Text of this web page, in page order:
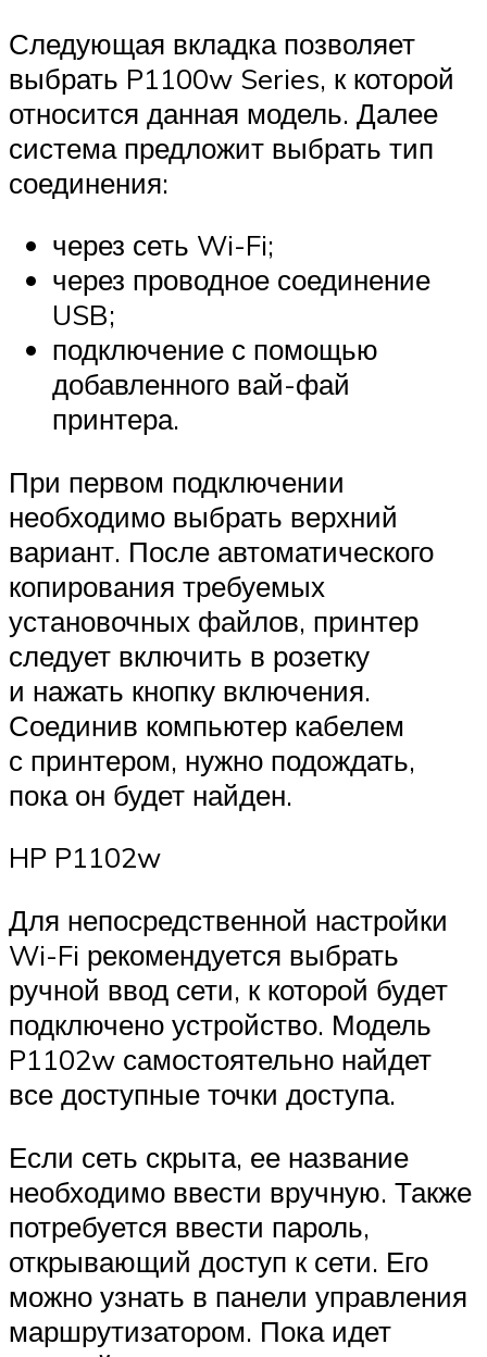
Следующая вкладка позволяет
выбрать P1100w Series, к которой
относится данная модель. Далее
система предложит выбрать тип
соединения:
через сеть Wi-Fi;
через проводное соединение
USB;
подключение с помощью
добавленного вай-фай
принтера.
При первом подключении
необходимо выбрать верхний
вариант. После автоматического
копирования требуемых
установочных файлов, принтер
следует включить в розетку
и нажать кнопку включения.
Соединив компьютер кабелем
с принтером, нужно подождать,
пока он будет найден.
HP P1102w
Для непосредственной настройки
Wi-Fi рекомендуется выбрать
ручной ввод сети, к которой будет
подключено устройство. Модель
P1102w самостоятельно найдет
все доступные точки доступа.
Если сеть скрыта, ее название
необходимо ввести вручную. Также
потребуется ввести пароль,
открывающий доступ к сети. Его
можно узнать в панели управления
маршрутизатором. Пока идет